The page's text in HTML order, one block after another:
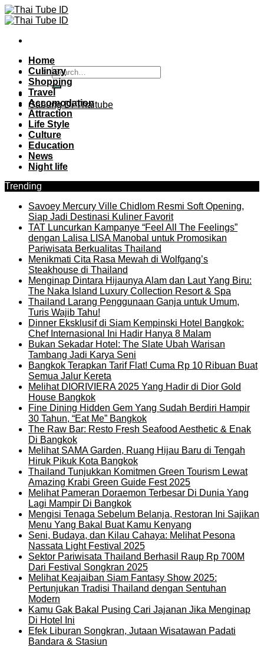
Skip
to
Gabung Di Thaitube
Home
Culinary
Shopping
Travel
Accomodation
Attraction
Life Style
Culture
Education
News
Night life
Trending
Savoey Mercury Ville Chidlom Resmi Soft Opening,
Siap Jadi Destinasi Kuliner Favorit
TAT Luncurkan Kampanye “Feel All The Feelings”
dengan Lalisa LISA Manobal untuk Promosikan
Pariwisata Berkualitas Thailand
Menikmati Cita Rasa Mewah di Wolfgang’s
Steakhouse di Thailand
Menginap Dintara Hijaunya Alam dan Laut Yang Biru:
The Naka Island Luxury Collection Resort & Spa
Thailand Larang Penggunaan Ganja untuk Umum,
Turis Wajib Tahu!
Dinner Eksklusif di Siam Kempinski Hotel Bangkok:
Chef Internasional Ini Hadir Hanya 8 Malam
Bukan Sekadar Hotel: The Slate Ubah Warisan
Tambang Jadi Karya Seni
Bangkok Terapkan Tarif Flat! Cuma Rp 10 Ribuan Buat
Semua Jalur Kereta
Melihat DIORIVIERA 2025 Yang Hadir di Dior Gold
House Bangkok
Fine Dining Hidden Gem Yang Sudah Berdiri Hampir
30 Tahun, “Eat Me” Bangkok
The Raw Bar: Resto Fresh Seafood Aesthetic & Enak
Di Bangkok
Melihat SAMA Garden, Ruang Hijau Baru di Tengah
Hiruk Pikuk Kota Bangkok
Thailand Tunjukkan Komitmen Green Tourism Lewat
Amazing Krabi Green Guide Fest 2025
Melihat Pameran Doraemon Terbesar Di Dunia Yang
Lagi Mampir Di Bangkok
Mengisi Tenaga Sebelum Belanja, Restoran Ini Sajikan
Menu Yang Bakal Buat Kamu Kenyang
Seni, Budaya, dan Kilau Cahaya: Melihat Pesona
Nassata Light Festival 2025
Sektor Pariwisata Thailand Berhasil Raup Rp 700M
Dari Festival Songkran 2025
Melihat Keajaiban Siam Fantasy Show 2025:
Pertunjukan Tradisi Thailand dengan Sentuhan
Modern
Kamu Gak Bakal Pusing Cari Jajanan Jika Menginap
Di Hotel Ini
Efek Liburan Songkran, Jutaan Wisatawan Padati
Bandara & Stasiun